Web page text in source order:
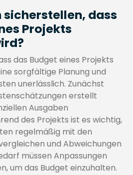
sicherstellen, dass
Projekts
das Budget eines Projekts
sorgfältige Planung und
unerlässlich. Zunächst
erstellt
Ausgaben
des Projekts ist es wichtig,
regelmäßig mit den
und Abweichungen
müssen Anpassungen
um das Budget einzuhalten.